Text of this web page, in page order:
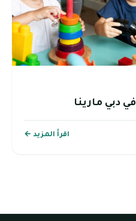
دبي مارينا
اقرأ المزيد ←